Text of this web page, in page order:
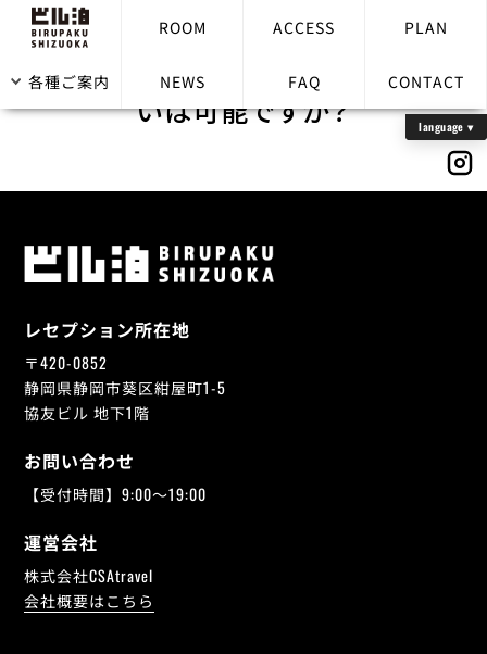
ROOM ACCESS PLAN
各種ご案内 NEWS FAQ CONTACT
クレジットカード・電子マネーでの支払
いは可能ですか？
レセプション所在地
〒420-0852
静岡県静岡市葵区紺屋町1-5
協友ビル 地下1階
お問い合わせ
【受付時間】9:00～19:00
運営会社
株式会社CSAtravel
会社概要はこちら